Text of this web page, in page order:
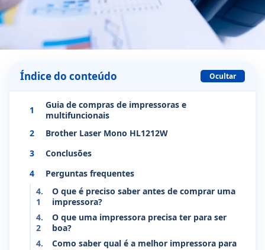
Índice do conteúdo Ocultar
1
Guia de compras de impressoras e
multifuncionais
2
Brother Laser Mono HL1212W
3
Conclusões
4
Perguntas frequentes
4.
1
O que é preciso saber antes de comprar uma
impressora?
4.
2
O que uma impressora precisa ter para ser
boa?
4.
Como saber qual é a melhor impressora para